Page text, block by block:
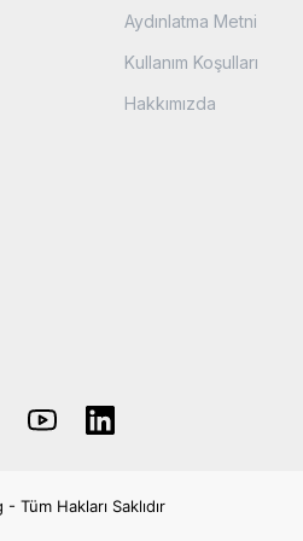
Aydınlatma Metni
Kullanım Koşulları
Hakkımızda
Tüm Hakları Saklıdır